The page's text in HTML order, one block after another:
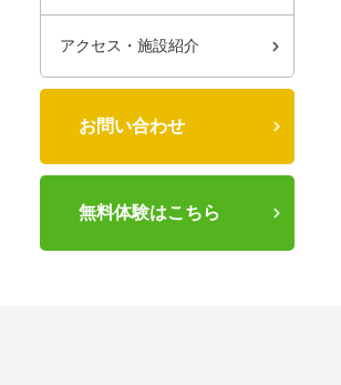
アクセス・施設紹介
お問い合わせ
無料体験はこちら